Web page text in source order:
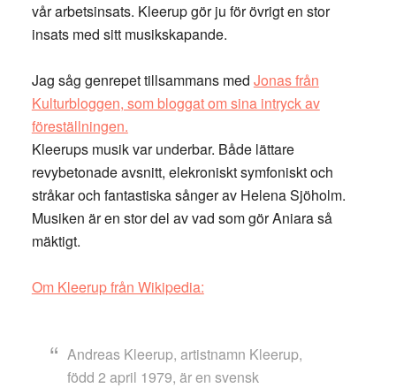
vår arbetsinsats. Kleerup gör ju för övrigt en stor
insats med sitt musikskapande.
Jag såg genrepet tillsammans med Jonas från
Kulturbloggen, som bloggat om sina intryck av
föreställningen.
Kleerups musik var underbar. Både lättare
revybetonade avsnitt, elekroniskt symfoniskt och
stråkar och fantastiska sånger av Helena Sjöholm.
Musiken är en stor del av vad som gör Aniara så
mäktigt.
Om Kleerup från Wikipedia:
Andreas Kleerup, artistnamn Kleerup,
född 2 april 1979, är en svensk